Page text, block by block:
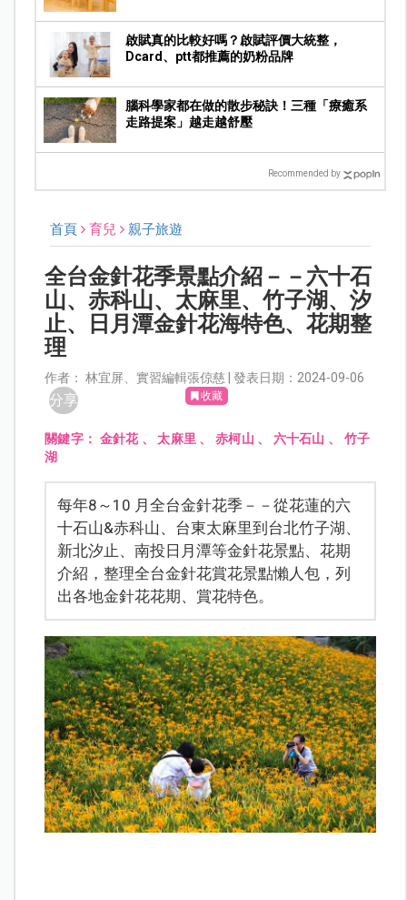
啟賦真的比較好嗎？啟賦評價大統整，
Dcard、ptt都推薦的奶粉品牌
腦科學家都在做的散步秘訣！三種「療癒系
走路提案」越走越舒壓
Recommended by
首頁 育兒 親子旅遊
全台金針花季景點介紹－－六十石
山、赤科山、太麻里、竹子湖、汐
止、日月潭金針花海特色、花期整
理
作者： 林宜屏、實習編輯張倞慈 | 發表日期：2024-09-06
分享 收藏
關鍵字： 金針花、太麻里 、 赤柯山 、 六十石山 、 竹子
湖
每年8～10 月全台金針花季－－從花蓮的六
十石山&赤科山、台東太麻里到台北竹子湖、
新北汐止、南投日月潭等金針花景點、花期
介紹，整理全台金針花賞花景點懶人包，列
出各地金針花花期、賞花特色。